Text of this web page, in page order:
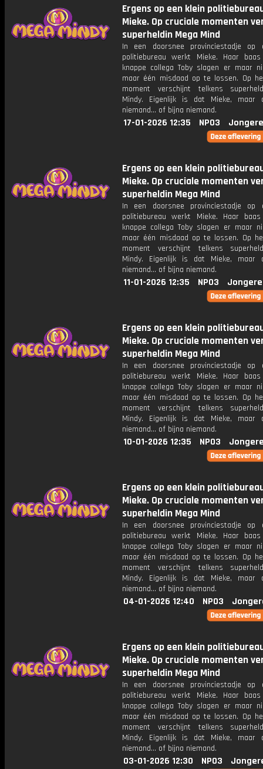
Ergens op een klein
Mieke. Op cruciale momenten
superheldin Mega Mind
In een doorsnee provinciestadje op
politiebureau werkt Mieke. Haar
knappe collega Toby slagen er maar
maar één misdaad op te lossen. Op
moment verschijnt telkens
Mindy. Eigenlijk is dat Mieke, maar
niemand... of bijna niemand.
17-01-2026 12:35 NPO3
Ergens op een klein
Mieke. Op cruciale momenten
superheldin Mega Mind
In een doorsnee provinciestadje op
politiebureau werkt Mieke. Haar
knappe collega Toby slagen er maar
maar één misdaad op te lossen. Op
moment verschijnt telkens
Mindy. Eigenlijk is dat Mieke, maar
niemand... of bijna niemand.
11-01-2026 12:35 NPO3
Ergens op een klein
Mieke. Op cruciale momenten
superheldin Mega Mind
In een doorsnee provinciestadje op
politiebureau werkt Mieke. Haar
knappe collega Toby slagen er maar
maar één misdaad op te lossen. Op
moment verschijnt telkens
Mindy. Eigenlijk is dat Mieke, maar
niemand... of bijna niemand.
10-01-2026 12:35 NPO3
Ergens op een klein
Mieke. Op cruciale momenten
superheldin Mega Mind
In een doorsnee provinciestadje op
politiebureau werkt Mieke. Haar
knappe collega Toby slagen er maar
maar één misdaad op te lossen. Op
moment verschijnt telkens
Mindy. Eigenlijk is dat Mieke, maar
niemand... of bijna niemand.
04-01-2026 12:40 NPO3
Ergens op een klein
Mieke. Op cruciale momenten
superheldin Mega Mind
In een doorsnee provinciestadje op
politiebureau werkt Mieke. Haar
knappe collega Toby slagen er maar
maar één misdaad op te lossen. Op
moment verschijnt telkens
Mindy. Eigenlijk is dat Mieke, maar
niemand... of bijna niemand.
03-01-2026 12:30 NPO3